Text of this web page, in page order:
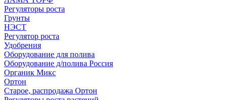
Регуляторы роста
Грунты
НЭСТ
Регулятор роста
Удобрения
Оборудование для полива
Оборудование д/полива Россия
Органик Микс
Ортон
Старое, распродажа Ортон